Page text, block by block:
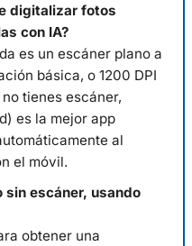
digitalizar fotos
con IA?
es un escáner plano a
básica, o 1200 DPI
tienes escáner,
es la mejor app
al
el móvil.
sin escáner, usando
obtener una